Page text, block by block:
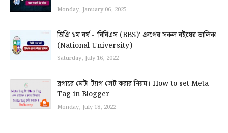
Monday, January 06, 2025
ডিগ্রি ১ম বর্ষ - 'বিবিএস (BBS)' গ্রুপের সকল বইয়ের তালিকা
(National University)
Saturday, July 16, 2022
ব্লগারে মেটা ট্যাগ সেট করার নিয়ম। How to set Meta
Tag in Blogger
Monday, July 18, 2022